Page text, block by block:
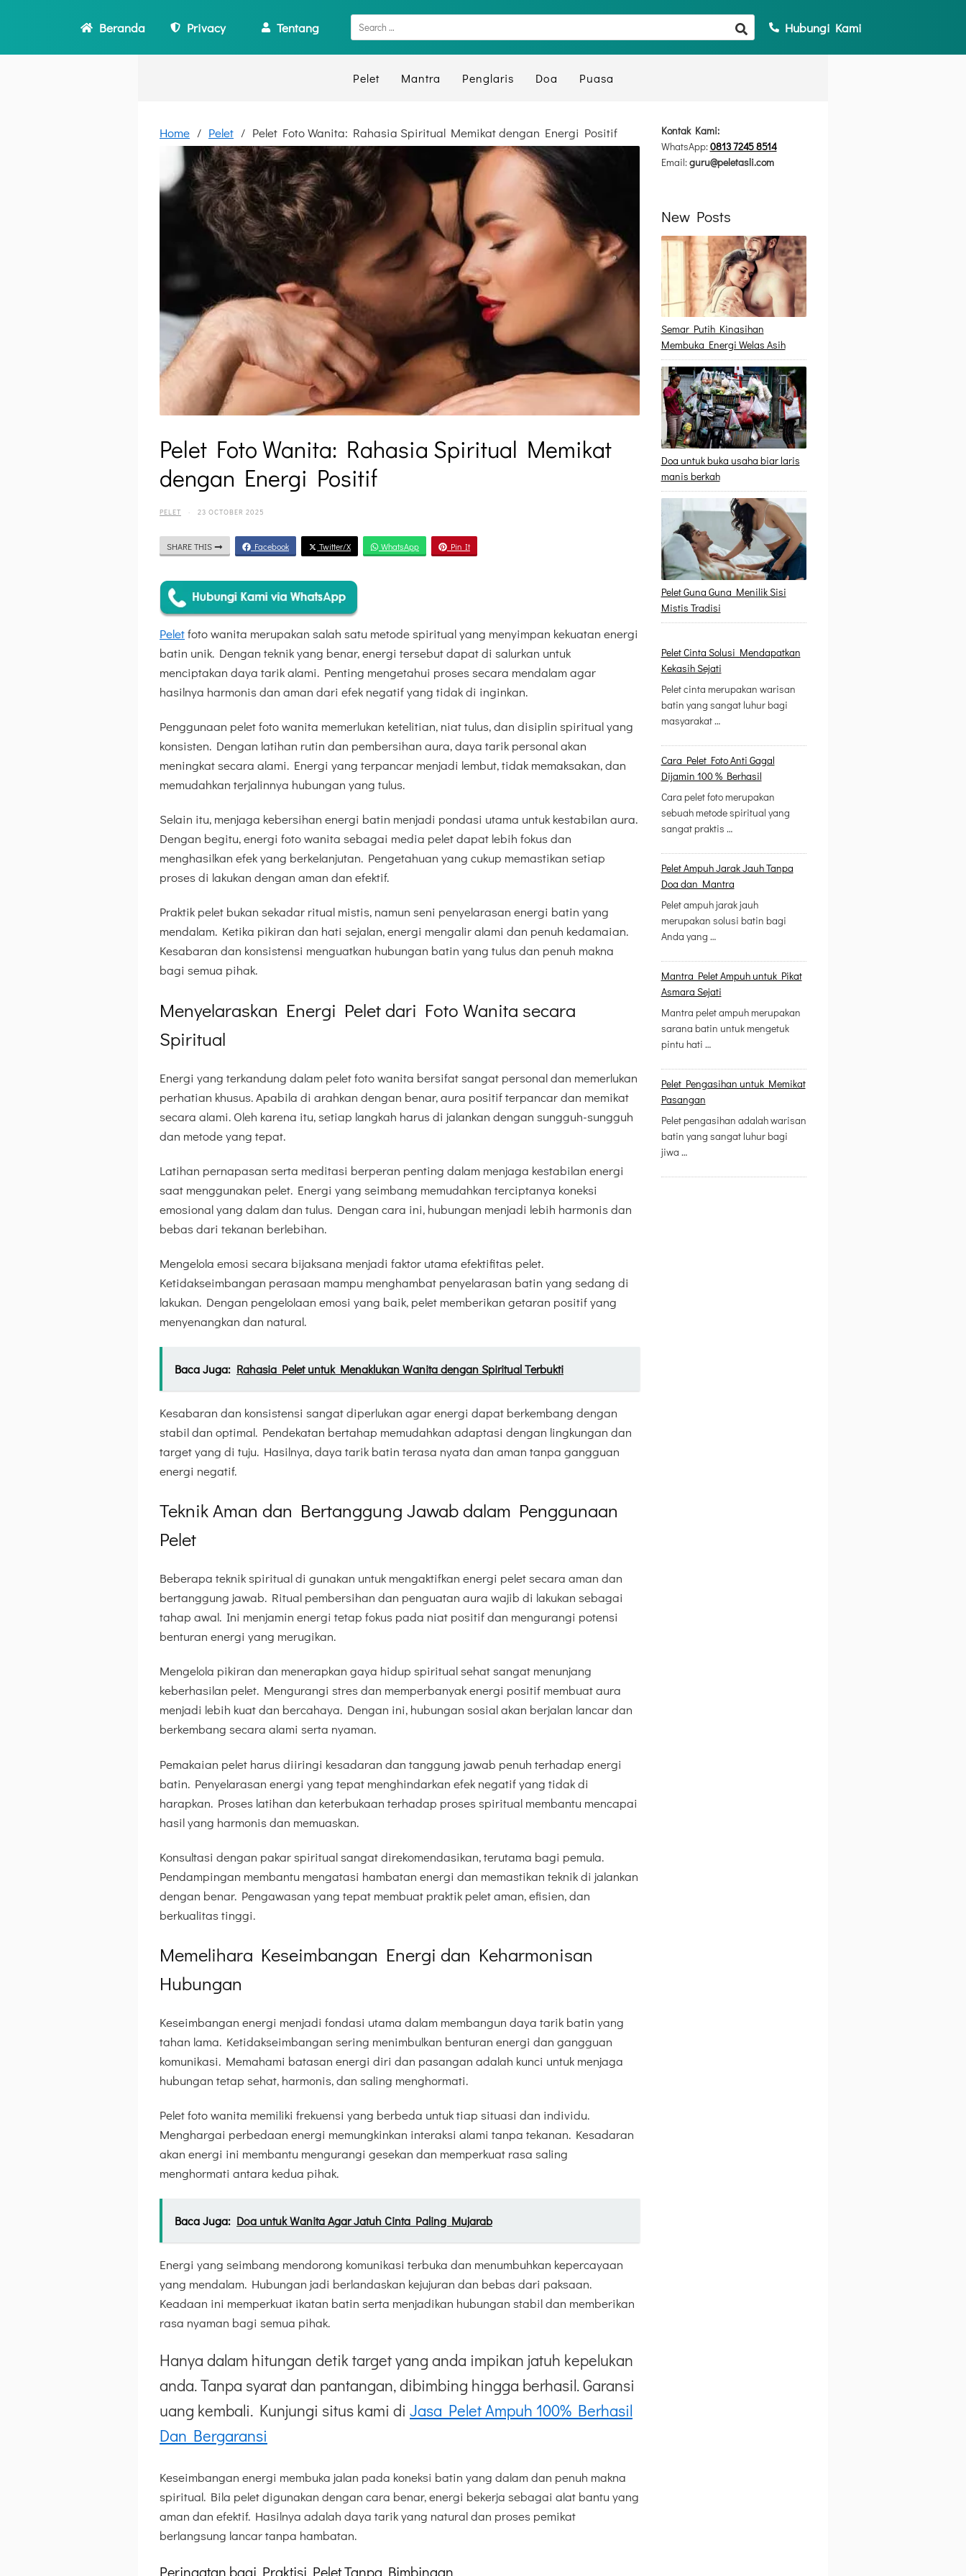
Beranda Privacy Tentang Hubungi Kami
Pelet Mantra Penglaris Doa Puasa
Home Pelet Pelet Foto Wanita: Rahasia Spiritual Memikat dengan Energi Positif
Pelet Foto Wanita: Rahasia Spiritual Memikat
dengan Energi Positif
PELET · 23 OCTOBER 2025
SHARE THIS Facebook Twitter/X WhatsApp Pin It
Peletfoto wanita merupakan salah satu metode spiritual yang menyimpan kekuatan energi
batin unik. Dengan teknik yang benar, energi tersebut dapat di salurkan untuk
menciptakan daya tarik alami. Penting mengetahui proses secara mendalam agar
hasilnya harmonis dan aman dari efek negatif yang tidak di inginkan.
Penggunaan pelet foto wanita memerlukan ketelitian, niat tulus, dan disiplin spiritual yang
konsisten. Dengan latihan rutin dan pembersihan aura, daya tarik personal akan
meningkat secara alami. Energi yang terpancar menjadi lembut, tidak memaksakan, dan
memudahkan terjalinnya hubungan yang tulus.
Selain itu, menjaga kebersihan energi batin menjadi pondasi utama untuk kestabilan aura.
Dengan begitu, energi foto wanita sebagai media pelet dapat lebih fokus dan
menghasilkan efek yang berkelanjutan. Pengetahuan yang cukup memastikan setiap
proses di lakukan dengan aman dan efektif.
Praktik pelet bukan sekadar ritual mistis, namun seni penyelarasan energi batin yang
mendalam. Ketika pikiran dan hati sejalan, energi mengalir alami dan penuh kedamaian.
Kesabaran dan konsistensi menguatkan hubungan batin yang tulus dan penuh makna
bagi semua pihak.
Menyelaraskan Energi Pelet dari Foto Wanita secara
Spiritual
Energi yang terkandung dalam pelet foto wanita bersifat sangat personal dan memerlukan
perhatian khusus. Apabila di arahkan dengan benar, aura positif terpancar dan memikat
secara alami. Oleh karena itu, setiap langkah harus di jalankan dengan sungguh-sungguh
dan metode yang tepat.
Latihan pernapasan serta meditasi berperan penting dalam menjaga kestabilan energi
saat menggunakan pelet. Energi yang seimbang memudahkan terciptanya koneksi
emosional yang dalam dan tulus. Dengan cara ini, hubungan menjadi lebih harmonis dan
bebas dari tekanan berlebihan.
Mengelola emosi secara bijaksana menjadi faktor utama efektifitas pelet.
Ketidakseimbangan perasaan mampu menghambat penyelarasan batin yang sedang di
lakukan. Dengan pengelolaan emosi yang baik, pelet memberikan getaran positif yang
menyenangkan dan natural.
Baca Juga: Rahasia Pelet untuk Menaklukan Wanita dengan Spiritual Terbukti
Kesabaran dan konsistensi sangat diperlukan agar energi dapat berkembang dengan
stabil dan optimal. Pendekatan bertahap memudahkan adaptasi dengan lingkungan dan
target yang di tuju. Hasilnya, daya tarik batin terasa nyata dan aman tanpa gangguan
energi negatif.
Teknik Aman dan Bertanggung Jawab dalam Penggunaan
Pelet
Beberapa teknik spiritual di gunakan untuk mengaktifkan energi pelet secara aman dan
bertanggung jawab. Ritual pembersihan dan penguatan aura wajib di lakukan sebagai
tahap awal. Ini menjamin energi tetap fokus pada niat positif dan mengurangi potensi
benturan energi yang merugikan.
Mengelola pikiran dan menerapkan gaya hidup spiritual sehat sangat menunjang
keberhasilan pelet. Mengurangi stres dan memperbanyak energi positif membuat aura
menjadi lebih kuat dan bercahaya. Dengan ini, hubungan sosial akan berjalan lancar dan
berkembang secara alami serta nyaman.
Pemakaian pelet harus diiringi kesadaran dan tanggung jawab penuh terhadap energi
batin. Penyelarasan energi yang tepat menghindarkan efek negatif yang tidak di
harapkan. Proses latihan dan keterbukaan terhadap proses spiritual membantu mencapai
hasil yang harmonis dan memuaskan.
Konsultasi dengan pakar spiritual sangat direkomendasikan, terutama bagi pemula.
Pendampingan membantu mengatasi hambatan energi dan memastikan teknik di jalankan
dengan benar. Pengawasan yang tepat membuat praktik pelet aman, efisien, dan
berkualitas tinggi.
Memelihara Keseimbangan Energi dan Keharmonisan
Hubungan
Keseimbangan energi menjadi fondasi utama dalam membangun daya tarik batin yang
tahan lama. Ketidakseimbangan sering menimbulkan benturan energi dan gangguan
komunikasi. Memahami batasan energi diri dan pasangan adalah kunci untuk menjaga
hubungan tetap sehat, harmonis, dan saling menghormati.
Pelet foto wanita memiliki frekuensi yang berbeda untuk tiap situasi dan individu.
Menghargai perbedaan energi memungkinkan interaksi alami tanpa tekanan. Kesadaran
akan energi ini membantu mengurangi gesekan dan memperkuat rasa saling
menghormati antara kedua pihak.
Baca Juga: Doa untuk Wanita Agar Jatuh Cinta Paling Mujarab
Energi yang seimbang mendorong komunikasi terbuka dan menumbuhkan kepercayaan
yang mendalam. Hubungan jadi berlandaskan kejujuran dan bebas dari paksaan.
Keadaan ini memperkuat ikatan batin serta menjadikan hubungan stabil dan memberikan
rasa nyaman bagi semua pihak.
Hanya dalam hitungan detik target yang anda impikan jatuh kepelukan
anda. Tanpa syarat dan pantangan, dibimbing hingga berhasil. Garansi
uang kembali. Kunjungi situs kami di Jasa Pelet Ampuh 100% Berhasil
Dan Bergaransi
Keseimbangan energi membuka jalan pada koneksi batin yang dalam dan penuh makna
spiritual. Bila pelet digunakan dengan cara benar, energi bekerja sebagai alat bantu yang
aman dan efektif. Hasilnya adalah daya tarik yang natural dan proses pemikat
berlangsung lancar tanpa hambatan.
Peringatan bagi Praktisi Pelet Tanpa Bimbingan
Kontak Kami:
WhatsApp:0813 7245 8514
Email:guru@peletasli.com
New Posts
Semar Putih Kinasihan
Membuka Energi Welas Asih
Doa untuk buka usaha biar laris
manis berkah
Pelet Guna Guna Menilik Sisi
Mistis Tradisi
Pelet Cinta Solusi Mendapatkan
Kekasih Sejati
Pelet cinta merupakan warisan
batin yang sangat luhur bagi
masyarakat …
Cara Pelet Foto Anti Gagal
Dijamin 100 % Berhasil
Cara pelet foto merupakan
sebuah metode spiritual yang
sangat praktis …
Pelet Ampuh Jarak Jauh Tanpa
Doa dan Mantra
Pelet ampuh jarak jauh
merupakan solusi batin bagi
Anda yang …
Mantra Pelet Ampuh untuk Pikat
Asmara Sejati
Mantra pelet ampuh merupakan
sarana batin untuk mengetuk
pintu hati …
Pelet Pengasihan untuk Memikat
Pasangan
Pelet pengasihan adalah warisan
batin yang sangat luhur bagi
jiwa …